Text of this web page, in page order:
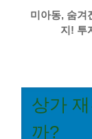
미아동, 숨겨
지! 투
상가
까?